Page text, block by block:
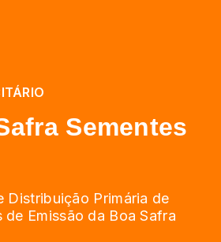
Sementes
Distribuição Primária de
de Emissão da Boa Safra